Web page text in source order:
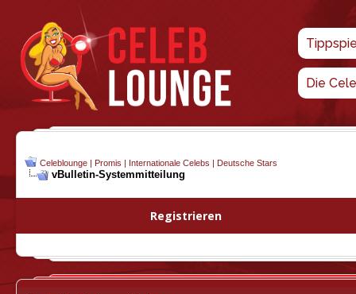
Die
Celeblounge | Promis | Internationale Celebs | Deutsche Stars
vBulletin-Systemmitteilung
Registrieren